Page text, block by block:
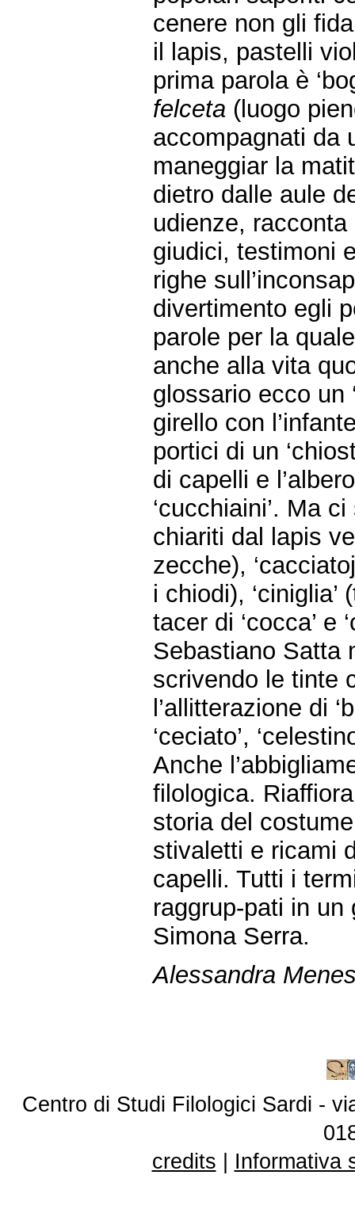
cenere non gli
il lapis, pastelli
prima parola è
felceta (luogo
accompagnati da
maneggiar la
dietro dalle aule
udienze,
giudici, testimoni
righe
divertimento egli
parole per la
anche alla vita
glossario ecco un
girello con
portici di un
di capelli e
‘cucchiaini’. Ma
chiariti dal lapis
zecche),
i chiodi),
tacer di ‘cocca’ e
Sebastiano Satta
scrivendo le tinte
l’allitterazione di
‘ceciato’,
Anche
filologica.
storia del
stivaletti e ricami
capelli. Tutti i
raggrup-pati in
Simona Serra.
Alessandra
Centro di Studi Filologici Sardi -
credits
Informativa